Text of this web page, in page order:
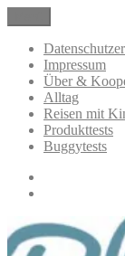
Inhalt
springen
Mamablog über das
Alltagsthemen
Impressum
Über &
Alltag
Reisen mit
Produkttests
Buggytests